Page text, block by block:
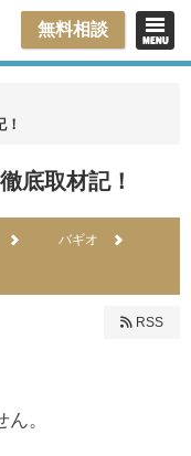
無料相談
底取材記！
バギオ
RSS
。